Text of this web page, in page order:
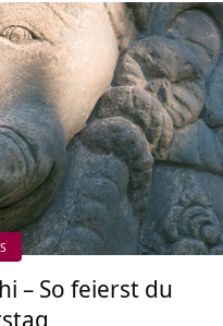
– So feierst du